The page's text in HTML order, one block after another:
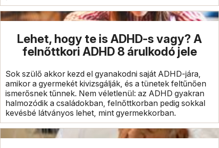
Lehet, hogy te is ADHD-s vagy? A
felnőttkori ADHD 8 árulkodó jele
Sok szülő akkor kezd el gyanakodni saját ADHD-jára,
amikor a gyermekét kivizsgálják, és a tünetek feltűnően
ismerősnek tűnnek. Nem véletlenül: az ADHD gyakran
halmozódik a családokban, felnőttkorban pedig sokkal
kevésbé látványos lehet, mint gyermekkorban.